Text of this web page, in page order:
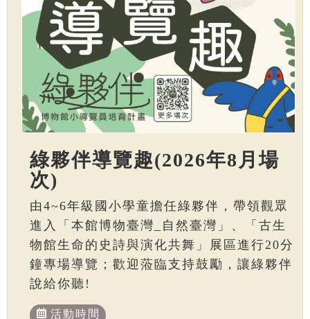
綠夥伴導覽趣(2026年8月場
次)
由4~6年級國小學童擔任綠夥伴，帶領觀眾
進入「本館博物臺灣_自然臺灣」、「古生
物館生命的史詩與演化共舞」展區進行20分
鐘專場導覽；歡迎蒞臨支持鼓勵，讓綠夥伴
說給你聽!
活動時間